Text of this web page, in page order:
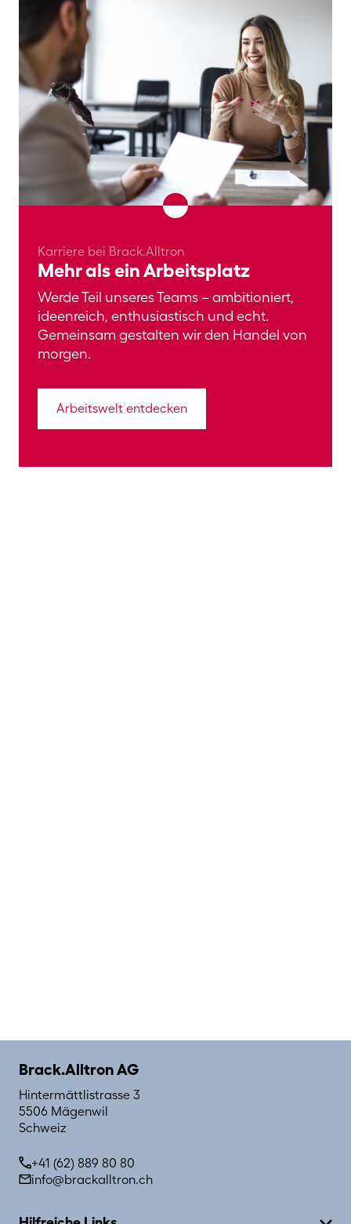
Karriere bei Brack.Alltron
Mehr als ein Arbeitsplatz
Werde Teil unseres Teams – ambitioniert,
ideenreich, enthusiastisch und echt.
Gemeinsam gestalten wir den Handel von
morgen.
Arbeitswelt entdecken
Brack.Alltron AG
Hintermättlistrasse 3
5506 Mägenwil
Schweiz
+41 (62) 889 80 80
info@brackalltron.ch